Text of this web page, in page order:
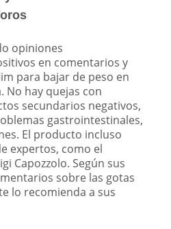
opiniones
en comentarios y
para bajar de peso en
No hay quejas con
secundarios negativos,
gastrointestinales,
El producto incluso
expertos, como el
Capozzolo. Según sus
sobre las gotas
lo recomienda a sus